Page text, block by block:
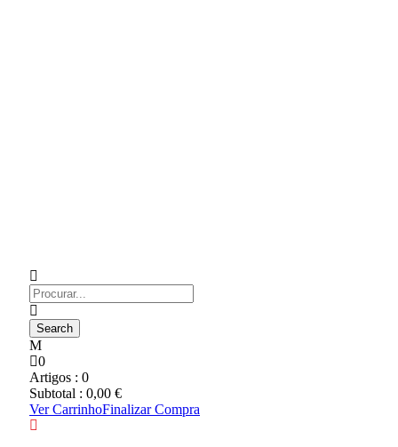
0
Artigos : 0
Subtotal : 0,00 €
Ver CarrinhoFinalizar Compra